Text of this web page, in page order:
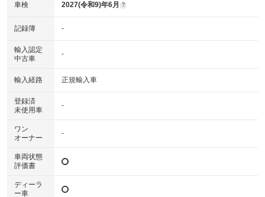
車検 2027(令和9)年6月 ?
記録簿 -
輸入認定
中古車
-
輸入経路 正規輸入車
登録済
未使用車
-
ワン
オーナー
-
車両状態
評価書
ディーラ
ー車